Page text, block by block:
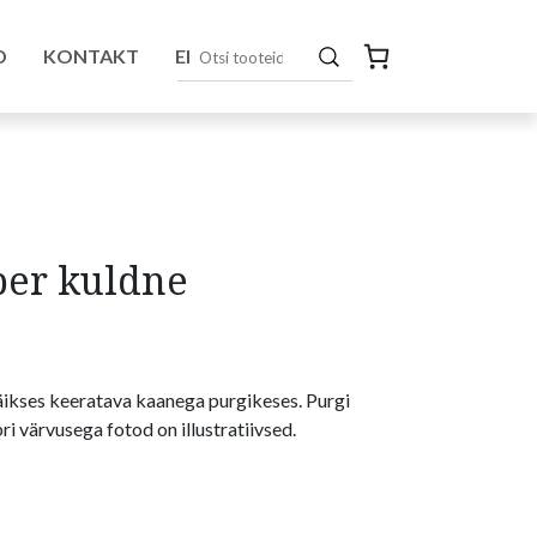
KONTAKT EN
kuldne
keeratava kaanega purgikeses. Purgi
värvusega fotod on illustratiivsed.